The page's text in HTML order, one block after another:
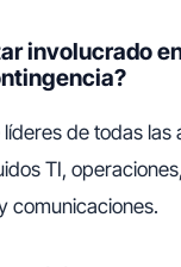
involucrado
de todas las
TI,
comunicaciones.